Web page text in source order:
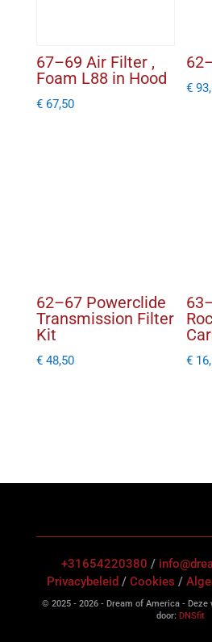
67–69 Air Filter ,
Foam L88 in Hood
€67,50
€
62–67 Powerclide
Transmission Filter
Kit
€48,50 €
+31654220380 /
Privacybeleid /Cookies /
© 2025 - 2026 - Dream of America -
door: DNSfit